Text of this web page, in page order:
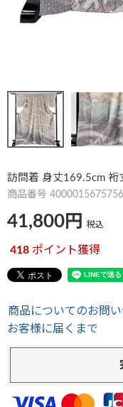
訪問着 身丈169.5cm 裄
商品番号 4000015675756
41,800 税込
418 ポイント獲得
商品についてのお問
お客様に届くまで